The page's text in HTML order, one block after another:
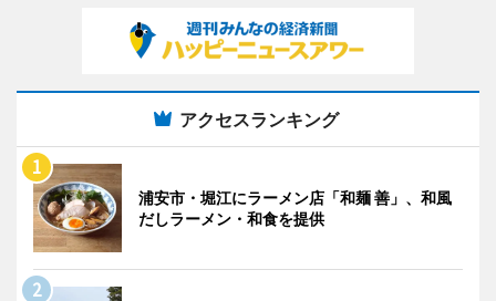
アクセスランキング
浦安市・堀江にラーメン店「和麺 善」、和風
だしラーメン・和食を提供